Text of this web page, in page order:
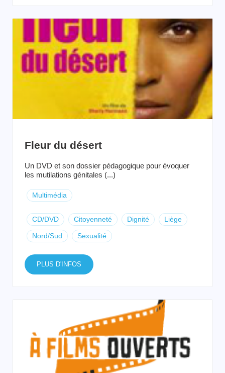
Fleur du désert
Un DVD et son dossier pédagogique pour évoquer
les mutilations génitales (...)
Multimédia
CD/DVD Citoyenneté Dignité Liège
Nord/Sud Sexualité
PLUS D'INFOS